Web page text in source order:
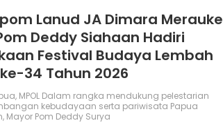
Lanud JA Dimara Merauke
Deddy Siahaan Hadiri
Festival Budaya Lembah
34 Tahun 2026
MPOL Dalam rangka mendukung pelestarian
kebudayaan serta pariwisata Papua
Mayor Pom Deddy Surya